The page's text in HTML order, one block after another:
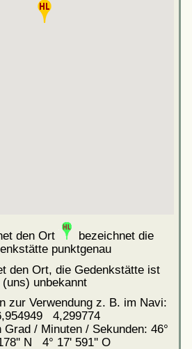
den Ort
bezeichnet die
punktgenau
den Ort, die Gedenkstätte ist
(uns) unbekannt
zur Verwendung z. B. im Navi:
4,299774
Grad / Minuten / Sekunden: 46°
N 4° 17' 591'' O